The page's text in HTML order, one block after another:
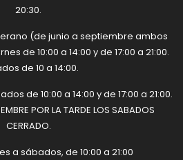
20:30.
verano (de junio a septiembre ambos
de 10:00 a 14:00 y de 17:00 a 21:00.
de 10 a 14:00.
de 10:00 a 14:00 y de 17:00 a 21:00.
POR LA TARDE LOS SABADOS
CERRADO.
a sábados, de 10:00 a 21:00